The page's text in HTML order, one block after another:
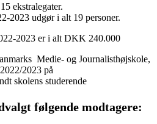
ekstralegater.
2023 udgør i alt 19 personer.
2023 er i alt DKK 240.000
Medie- og Journalisthøjskole,
2023 på
skolens studerende
følgende modtagere: